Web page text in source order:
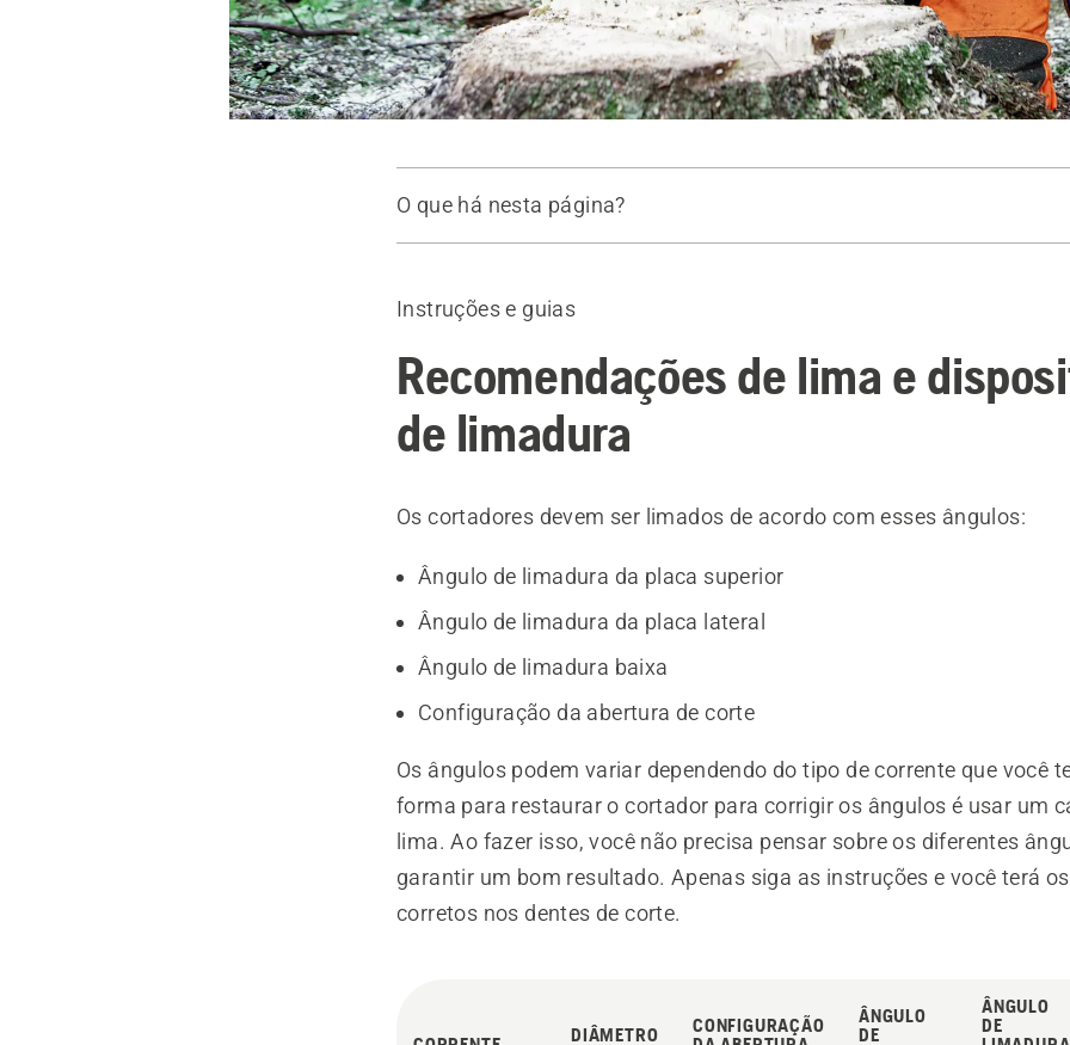
O que há nesta página?
Guia
Instruções e guias
Recomendações de lima e
de limadura
Os cortadores devem ser limados de acordo com esses ângulos:
Ângulo de limadura da placa superior
Ângulo de limadura da placa lateral
Ângulo de limadura baixa
Configuração da abertura de corte
Os ângulos podem variar dependendo do tipo de corrente que você
forma para restaurar o cortador para corrigir os ângulos é usar um
lima. Ao fazer isso, você não precisa pensar sobre os diferentes
garantir um bom resultado. Apenas siga as instruções e você terá
corretos nos dentes de corte.
DIÂMETRO
CONFIGURAÇÃO
ÂNGULO
DE
ÂNGULO
DE